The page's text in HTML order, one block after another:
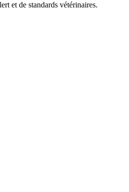
et de standards vétérinaires.